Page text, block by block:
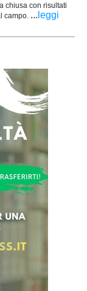
chiusa con risultati
campo. ... leggi